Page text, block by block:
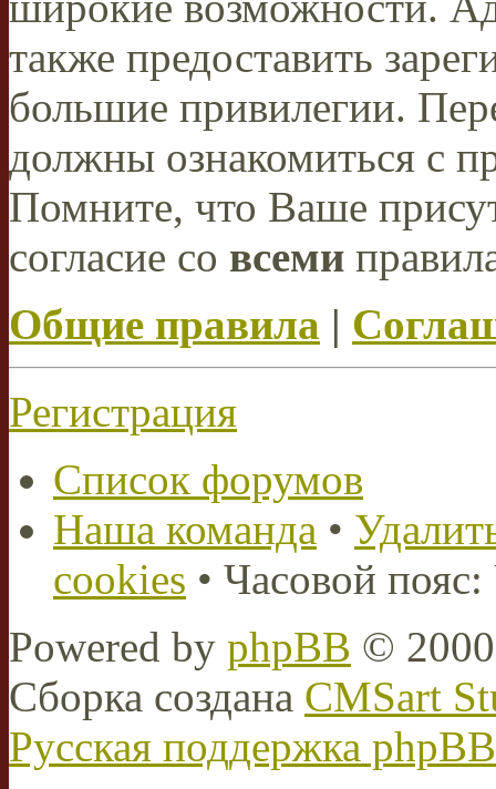
также предоставить
большие привилегии.
должны ознакомиться с
Помните, что Ваше
согласие со всеми
Общие правила |
Регистрация
Список форумов
Наша команда •
cookies • Часовой
Powered by phpBB ©
Сборка создана CMSart
Русская поддержка phpBB